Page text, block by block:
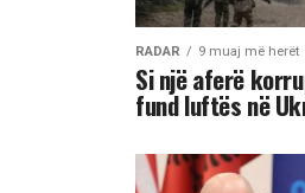
RADAR 9 muaj më herët
Si një aferë
fund luftës në